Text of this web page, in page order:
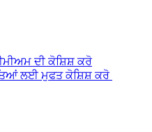
ਦੀ ਕੋਸ਼ਿਸ਼ ਕਰੋ
ਲਈ ਮੁਫਤ ਕੋਸ਼ਿਸ਼ ਕਰੋ